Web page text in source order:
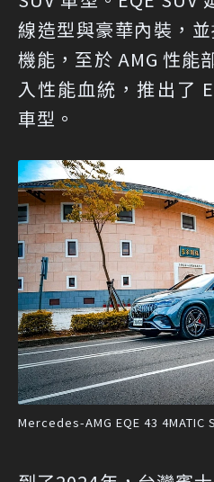
線造型與豪華內裝，
機能，至於 AMG 性能
入性能血統，推出了
車型。
Mercedes-AMG EQE 43 4MATIC